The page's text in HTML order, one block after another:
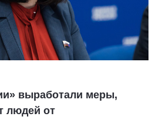
выработали меры,
людей от